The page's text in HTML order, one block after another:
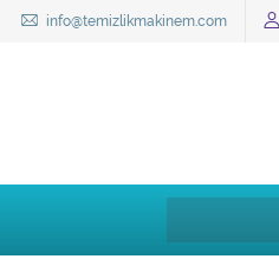
info@temizlikmakinem.com